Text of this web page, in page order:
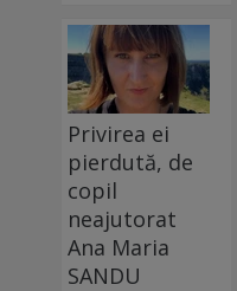
Privirea ei
pierdută, de
copil
neajutorat
Ana Maria
SANDU